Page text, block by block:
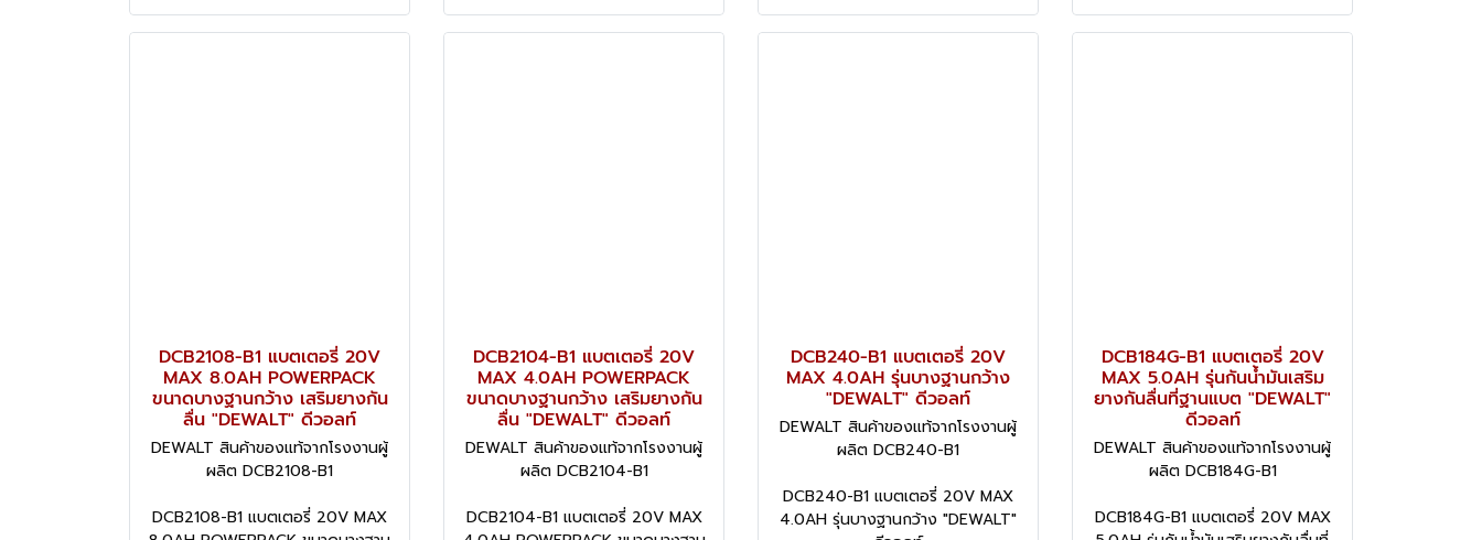
DCB2108-B1 แบตเตอรี่ 20V
MAX 8.0AH POWERPACK
ขนาดบางฐานกว้าง เสริมยางกัน
ลื่น "DEWALT" ดีวอลท์
DEWALT สินค้าของแท้จากโรงงานผู้
ผลิต DCB2108-B1
DCB2108-B1 แบตเตอรี่ 20V MAX
DCB2104-B1 แบตเตอรี่ 20V
MAX 4.0AH POWERPACK
ขนาดบางฐานกว้าง เสริมยางกัน
ลื่น "DEWALT" ดีวอลท์
DEWALT สินค้าของแท้จากโรงงานผู้
ผลิต DCB2104-B1
DCB2104-B1 แบตเตอรี่ 20V MAX
DCB240-B1 แบตเตอรี่ 20V
MAX 4.0AH รุ่นบางฐานกว้าง
"DEWALT" ดีวอลท์
DEWALT สินค้าของแท้จากโรงงานผู้
ผลิต DCB240-B1
DCB240-B1 แบตเตอรี่ 20V MAX
4.0AH รุ่นบางฐานกว้าง "DEWALT"
DCB184G-B1 แบตเตอรี่ 20V
MAX 5.0AH รุ่นกันน้ำมันเสริม
ยางกันลื่นที่ฐานแบต "DEWALT"
ดีวอลท์
DEWALT สินค้าของแท้จากโรงงานผู้
ผลิต DCB184G-B1
DCB184G-B1 แบตเตอรี่ 20V MAX